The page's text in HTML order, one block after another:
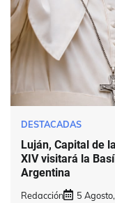
DESTACADAS
Luján, Capital de
XIV visitará la
Argentina
Redacción 5